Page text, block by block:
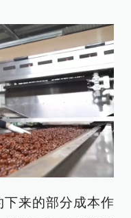
来的部分成本作